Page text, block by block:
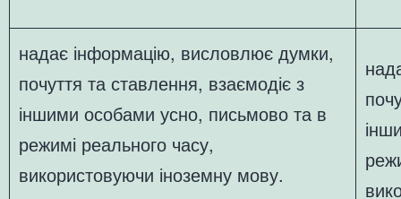
надає інформацію, висловлює думки,
почуття та ставлення, взаємодіє з
іншими особами усно, письмово та в
режимі реального часу,
використовуючи іноземну мову.